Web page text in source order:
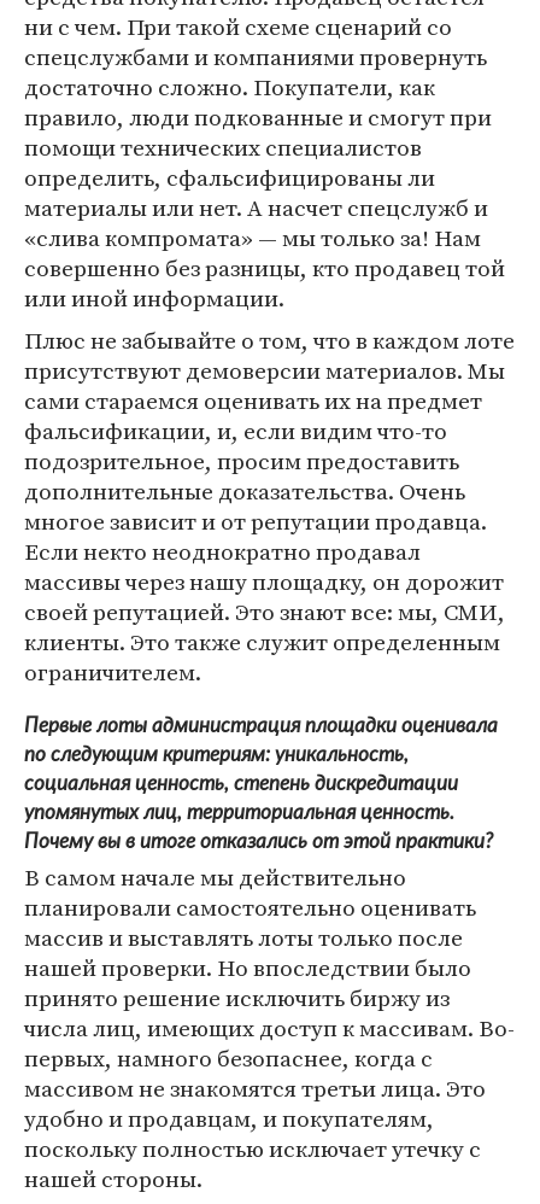
ни с чем. При такой схеме сценарий со
спецслужбами и компаниями провернуть
достаточно сложно. Покупатели, как
правило, люди подкованные и смогут при
помощи технических специалистов
определить, сфальсифицированы ли
материалы или нет. А насчет спецслужб и
«слива компромата» — мы только за! Нам
совершенно без разницы, кто продавец той
или иной информации.
Плюс не забывайте о том, что в каждом лоте
присутствуют демоверсии материалов. Мы
сами стараемся оценивать их на предмет
фальсификации, и, если видим что-то
подозрительное, просим предоставить
дополнительные доказательства. Очень
многое зависит и от репутации продавца.
Если некто неоднократно продавал
массивы через нашу площадку, он дорожит
своей репутацией. Это знают все: мы, СМИ,
клиенты. Это также служит определенным
ограничителем.
Первые лоты администрация площадки оценивала
по следующим критериям: уникальность,
социальная ценность, степень дискредитации
упомянутых лиц, территориальная ценность.
Почему вы в итоге отказались от этой практики?
В самом начале мы действительно
планировали самостоятельно оценивать
массив и выставлять лоты только после
нашей проверки. Но впоследствии было
принято решение исключить биржу из
числа лиц, имеющих доступ к массивам. Во-
первых, намного безопаснее, когда с
массивом не знакомятся третьи лица. Это
удобно и продавцам, и покупателям,
поскольку полностью исключает утечку с
нашей стороны.